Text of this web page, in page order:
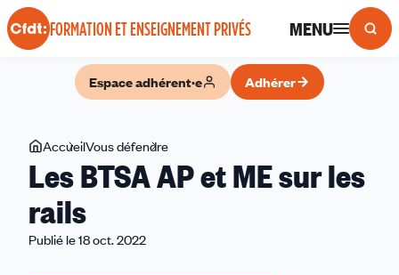
Panneau de gestion des cookies
FORMATION ET ENSEIGNEMENT PRIVÉS MENU
Espace adhérent·e Adhérer
Vous
êtes
ici
AccueilVous défendre
BTSA
Les BTSA AP et ME sur les
rails
Publié le 18 oct. 2022